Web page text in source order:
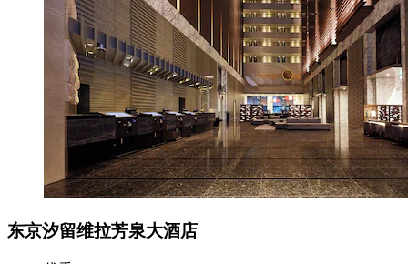
东京汐留维拉芳泉大酒店